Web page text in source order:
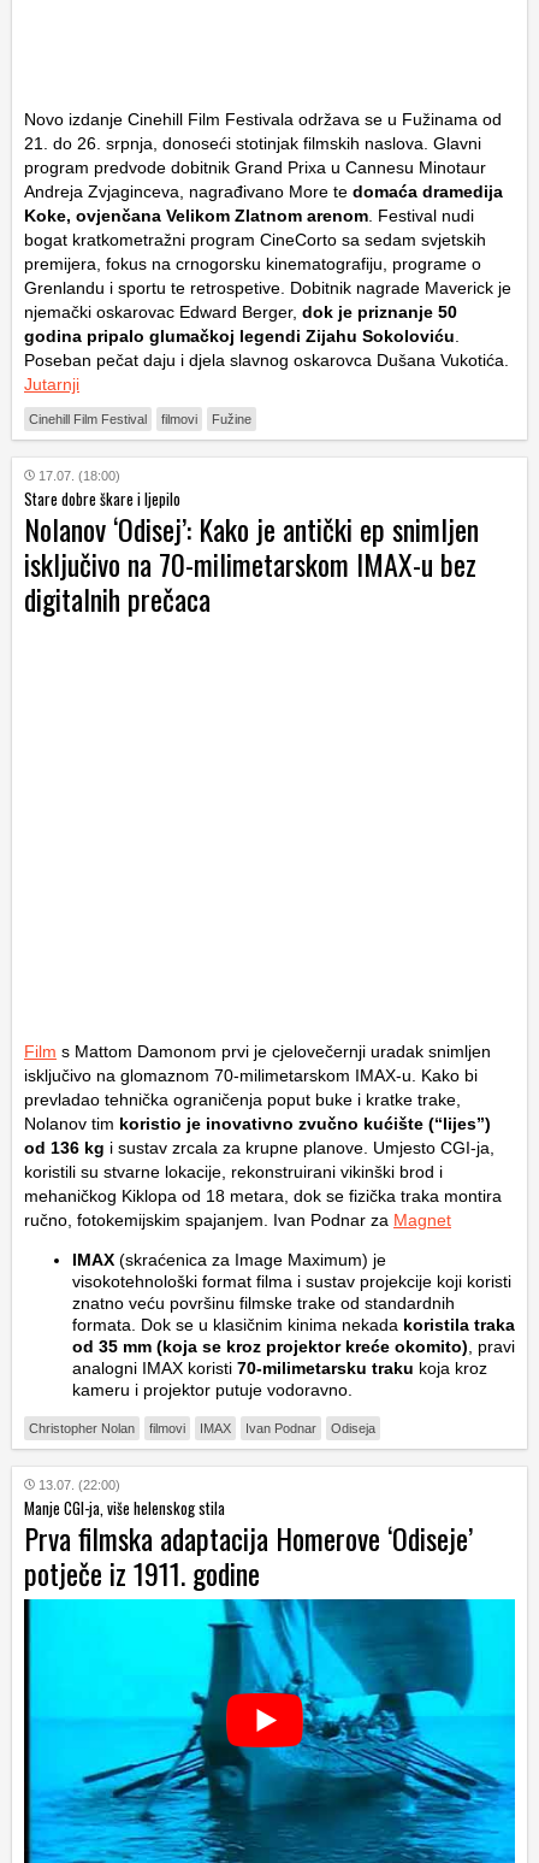
Novo izdanje Cinehill Film Festivala održava se u Fužinama od
21. do 26. srpnja, donoseći stotinjak filmskih naslova. Glavni
program predvode dobitnik Grand Prixa u Cannesu Minotaur
Andreja Zvjaginceva, nagrađivano More te domaća dramedija
Koke, ovjenčana Velikom Zlatnom arenom . Festival nudi
bogat kratkometražni program CineCorto sa sedam svjetskih
premijera, fokus na crnogorsku kinematografiju, programe o
Grenlandu i sportu te retrospetive. Dobitnik nagrade Maverick je
njemački oskarovac Edward Berger, dok je priznanje 50
godina pripalo glumačkoj legendi Zijahu Sokoloviću
Poseban pečat daju i djela slavnog oskarovca Dušana Vukotića.
Jutarnji
Cinehill Film Festival filmovi Fužine
17.07. (18:00)
Stare dobre škare i ljepilo
Nolanov ‘Odisej’: Kako je antički ep snimljen
isključivo na 70-milimetarskom IMAX-u bez
digitalnih prečaca
Film s Mattom Damonom prvi je cjelovečernji uradak snimljen
isključivo na glomaznom 70-milimetarskom IMAX-u. Kako bi
prevladao tehnička ograničenja poput buke i kratke trake,
Nolanov tim koristio je inovativno zvučno kućište (“lijes”)
od 136 kg i sustav zrcala za krupne planove. Umjesto CGI-ja,
koristili su stvarne lokacije, rekonstruirani vikinški brod i
mehaničkog Kiklopa od 18 metara, dok se fizička traka montira
ručno, fotokemijskim spajanjem. Ivan Podnar za Magnet
IMAX (skraćenica za Image Maximum) je
visokotehnološki format filma i sustav projekcije koji koristi
znatno veću površinu filmske trake od standardnih
formata. Dok se u klasičnim kinima nekada koristila traka
od 35 mm (koja se kroz projektor kreće okomito) , pravi
analogni IMAX koristi 70-milimetarsku traku koja kroz
kameru i projektor putuje vodoravno.
Christopher Nolan filmovi IMAX Ivan Podnar Odiseja
13.07. (22:00)
Manje CGI-ja, više helenskog stila
Prva filmska adaptacija Homerove ‘Odiseje’
potječe iz 1911. godine